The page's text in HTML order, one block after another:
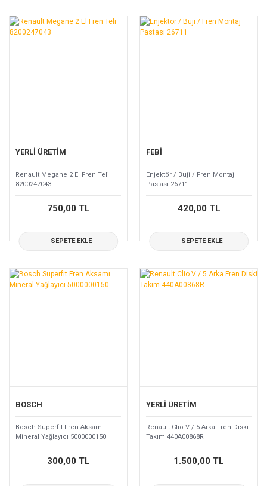
YERLİ ÜRETİM
Renault Megane 2 El Fren Teli
8200247043
750,00 TL
SEPETE EKLE
FEBİ
Enjektör / Buji / Fren Montaj
Pastası 26711
420,00 TL
SEPETE EKLE
BOSCH
Bosch Superfit Fren Aksamı
Mineral Yağlayıcı 5000000150
300,00 TL
YERLİ ÜRETİM
Renault Clio V / 5 Arka Fren Diski
Takım 440A00868R
1.500,00 TL